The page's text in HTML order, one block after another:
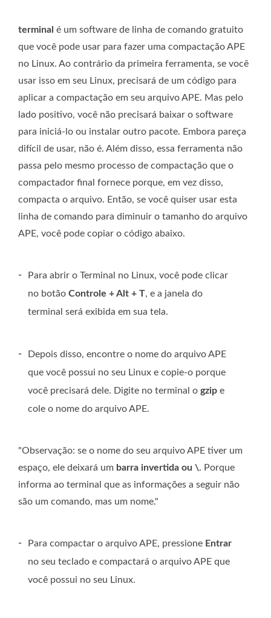
terminal é um software de linha de comando gratuito
que você pode usar para fazer uma compactação APE
no Linux. Ao contrário da primeira ferramenta, se você
usar isso em seu Linux, precisará de um código para
aplicar a compactação em seu arquivo APE. Mas pelo
lado positivo, você não precisará baixar o software
para iniciá-lo ou instalar outro pacote. Embora pareça
difícil de usar, não é. Além disso, essa ferramenta não
passa pelo mesmo processo de compactação que o
compactador final fornece porque, em vez disso,
compacta o arquivo. Então, se você quiser usar esta
linha de comando para diminuir o tamanho do arquivo
APE, você pode copiar o código abaixo.
-
Para abrir o Terminal no Linux, você pode clicar
no botão Controle + Alt + T, e a janela do
terminal será exibida em sua tela.
-
Depois disso, encontre o nome do arquivo APE
que você possui no seu Linux e copie-o porque
você precisará dele. Digite no terminal o gzip e
cole o nome do arquivo APE.
"Observação: se o nome do seu arquivo APE tiver um
espaço, ele deixará um barra invertida ou \. Porque
informa ao terminal que as informações a seguir não
são um comando, mas um nome."
- Para compactar o arquivo APE, pressione Entrar
no seu teclado e compactará o arquivo APE que
você possui no seu Linux.